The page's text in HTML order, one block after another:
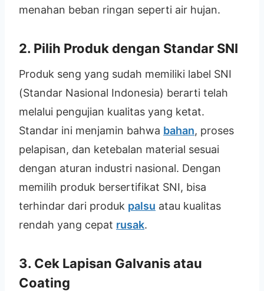
menahan beban ringan seperti air hujan.
2. Pilih Produk dengan Standar SNI
Produk seng yang sudah memiliki label SNI
(Standar Nasional Indonesia) berarti telah
melalui pengujian kualitas yang ketat.
Standar ini menjamin bahwa bahan, proses
pelapisan, dan ketebalan material sesuai
dengan aturan industri nasional. Dengan
memilih produk bersertifikat SNI, bisa
terhindar dari produk palsu atau kualitas
rendah yang cepat rusak.
3. Cek Lapisan Galvanis atau
Coating